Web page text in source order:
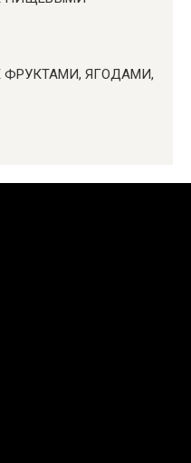
ФРУКТАМИ, ЯГОДАМИ,